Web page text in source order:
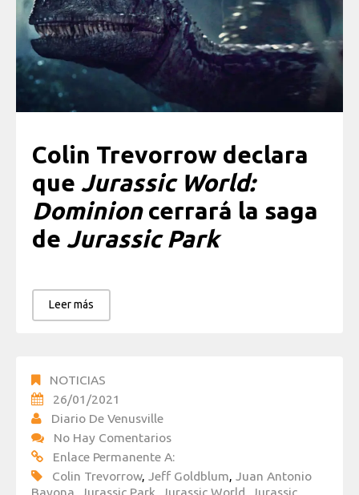
Colin Trevorrow declara
que Jurassic World:
Dominioncerrará la saga
de Jurassic Park
Leer más
NOTICIAS
26/01/2021
Diario De Venusville
No Hay Comentarios
Enlace Permanente A:
Colin Trevorrow, Jeff Goldblum, Juan Antonio
Bayona
Jurassic Park Jurassic World Jurassic